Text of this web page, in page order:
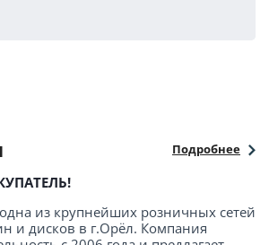
Подробнее
из крупнейших розничных сетей
и дисков в г.Орёл. Компания